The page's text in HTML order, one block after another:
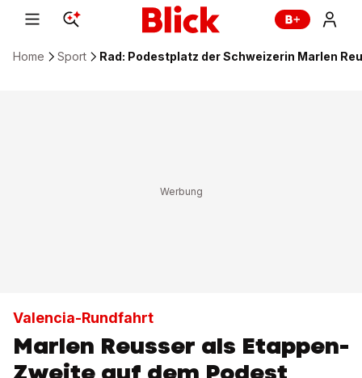
Home Sport Rad: Podestplatz der Schweizerin Marlen
Valencia-Rundfahrt
Marlen Reusser als Etappen-